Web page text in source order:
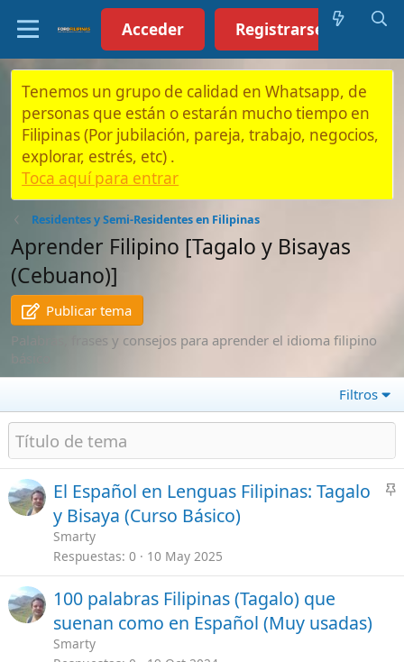
Acceder Registrarse (Click aquí)
personas que están o estarán mucho tiempo en
Filipinas (Por jubilación, pareja, trabajo, negocios,
explorar, estrés, etc) .
Toca aquí para entrar
Residentes y Semi-Residentes en Filipinas
Aprender Filipino [Tagalo y Bisayas
(Cebuano)]
Publicar tema
Palabras, frases y consejos para aprender el idioma filipino
básico
Filtros
A
c
a
El Español en Lenguas Filipinas: Tagalo
y Bisaya (Curso Básico)
Smarty
Respuestas
0 10 May 2025
100 palabras Filipinas (Tagalo) que
suenan como en Español (Muy usadas)
Smarty
Respuestas 0 19 Oct 2024
51 palabras muy usadas en Filipinas [En
Tagalo y Bisayas]
Smarty